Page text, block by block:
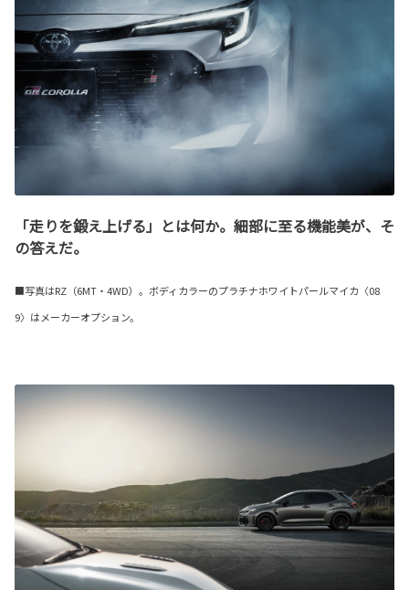
「走りを鍛え上げる」とは何か。細部に至る機能美が、そ
の答えだ。
■写真はRZ（6MT・4WD）。ボディカラーのプラチナホワイトパールマイカ〈08
9〉はメーカーオプション。